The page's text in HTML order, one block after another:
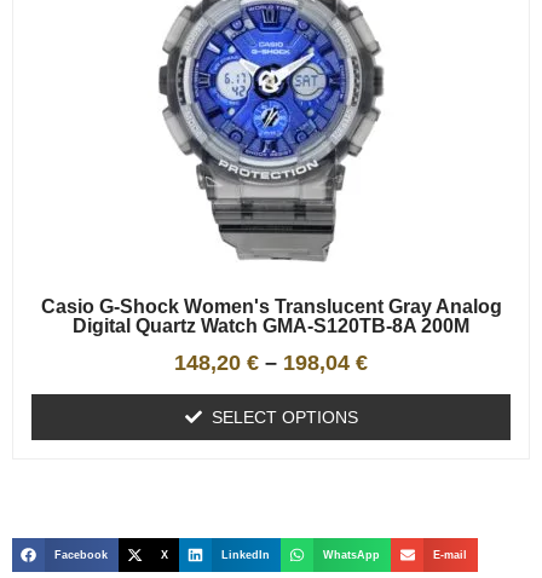
Casio G-Shock Women's Translucent Gray Analog
Digital Quartz Watch GMA-S120TB-8A 200M
148,20 € – 198,04 €
SELECT OPTIONS
Facebook X LinkedIn WhatsApp E-mail